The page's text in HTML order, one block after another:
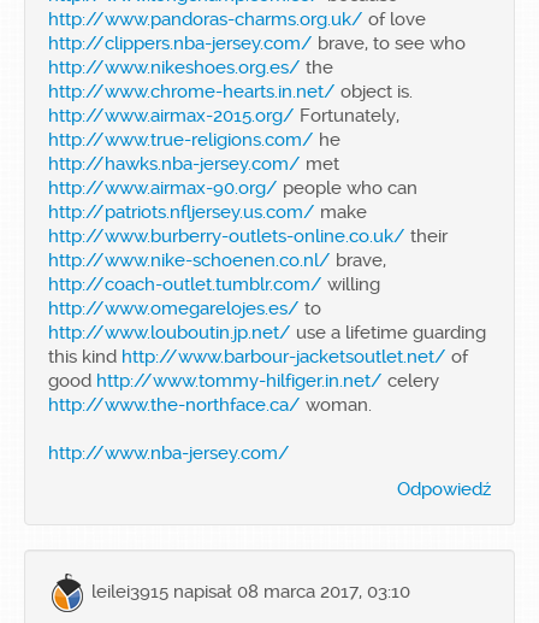
http://www.pandoras-charms.org.uk/ of love
http://clippers.nba-jersey.com/ brave, to see who
http://www.nikeshoes.org.es/ the
http://www.chrome-hearts.in.net/ object is.
http://www.airmax-2015.org/ Fortunately,
http://www.true-religions.com/ he
http://hawks.nba-jersey.com/ met
http://www.airmax-90.org/ people who can
http://patriots.nfljersey.us.com/ make
http://www.burberry-outlets-online.co.uk/ their
http://www.nike-schoenen.co.nl/ brave,
http://coach-outlet.tumblr.com/ willing
http://www.omegarelojes.es/ to
http://www.louboutin.jp.net/ use a lifetime guarding
this kind http://www.barbour-jacketsoutlet.net/ of
good http://www.tommy-hilfiger.in.net/ celery
http://www.the-northface.ca/ woman.
http://www.nba-jersey.com/
Odpowiedź
leilei3915 napisał 08 marca 2017, 03:10